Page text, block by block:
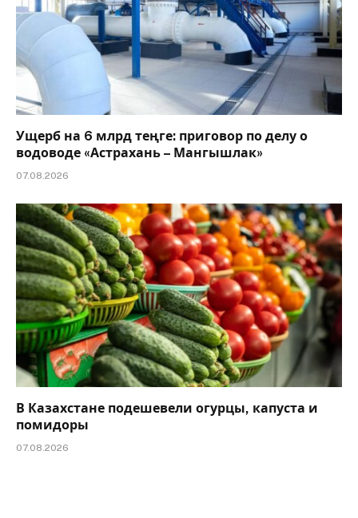
Ущерб на 6 млрд теңге: приговор по делу о
водоводе «Астрахань – Мангышлак»
07.08.2026
В Казахстане подешевели огурцы, капуста и
помидоры
07.08.2026